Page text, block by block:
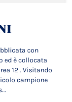
con
ed è collocata
12 . Visitando
campione